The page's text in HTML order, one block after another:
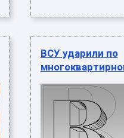
ВСУ ударили по